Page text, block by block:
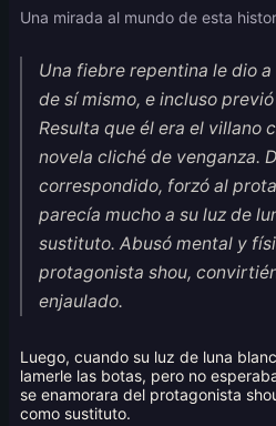
Una mirada al mundo de esta
Una fiebre repentina le dio a
de sí mismo, e incluso
Resulta que él era el villano
novela cliché de venganza.
correspondido, forzó al
parecía mucho a su luz de
sustituto. Abusó mental y
protagonista shou,
enjaulado.
Luego, cuando su luz de luna
lamerle las botas, pero no
se enamorara del protagonista
como sustituto.